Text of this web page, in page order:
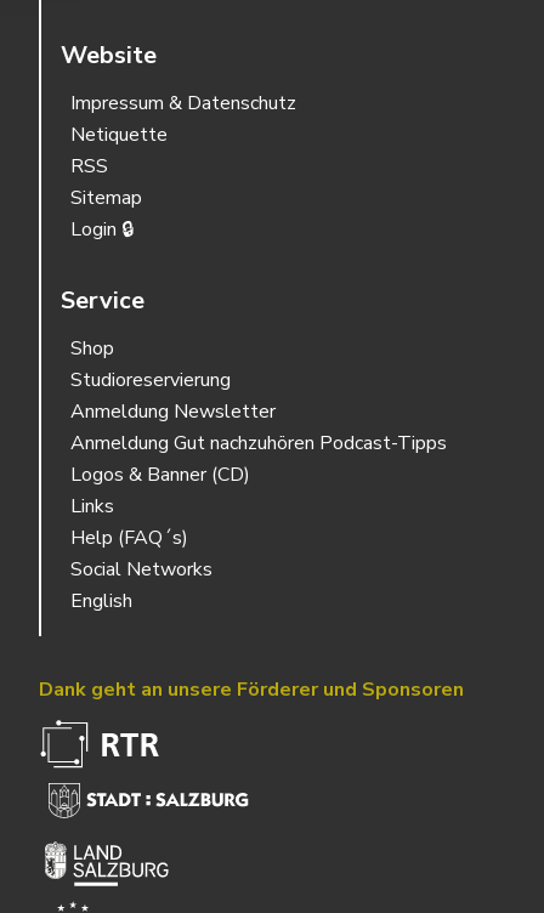
Website
Impressum & Datenschutz
Netiquette
RSS
Sitemap
Login 🔒
Service
Shop
Studioreservierung
Anmeldung Newsletter
Anmeldung Gut nachzuhören Podcast-Tipps
Logos & Banner (CD)
Links
Help (FAQ´s)
Social Networks
English
Dank geht an unsere Förderer und Sponsoren